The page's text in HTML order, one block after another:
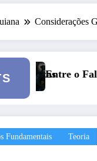
Considerações
trauma,
Fundamentais Teoria